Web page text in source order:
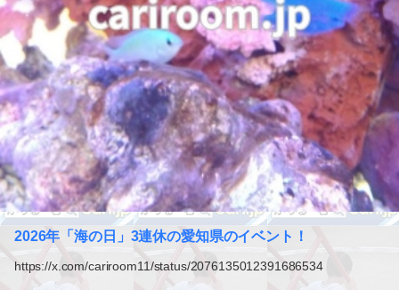
2026年「海の日」3連休の愛知県のイベント！
https://x.com/cariroom11/status/2076135012391686534